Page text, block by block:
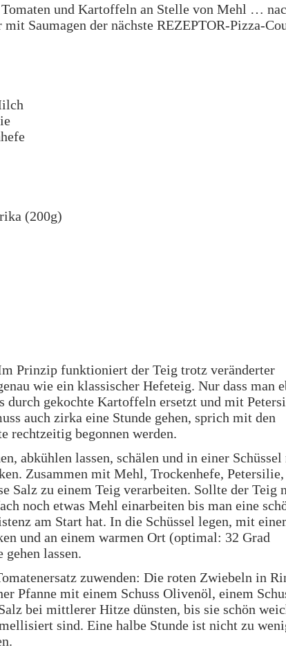
und Kartoffeln an Stelle von Mehl …
Saumagen der nächste REZEPTOR-Pizza-
(200g)
Prinzip funktioniert der Teig trotz veränderter
wie ein klassischer Hefeteig. Nur dass man
durch gekochte Kartoffeln ersetzt und mit
auch zirka eine Stunde gehen, sprich mit den
rechtzeitig begonnen werden.
abkühlen lassen, schälen und in einer
Zusammen mit Mehl, Trockenhefe, Petersilie,
Salz zu einem Teig verarbeiten. Sollte der Teig
noch etwas Mehl einarbeiten bis man eine
am Start hat. In die Schüssel legen, mit
und an einem warmen Ort (optimal: 32 Grad
gehen lassen.
zuwenden: Die roten Zwiebeln in
Pfanne mit einem Schuss Olivenöl, einem
bei mittlerer Hitze dünsten, bis sie schön
sind. Eine halbe Stunde ist nicht zu